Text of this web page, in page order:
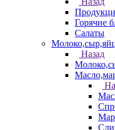
Горячие
Салаты
Назад